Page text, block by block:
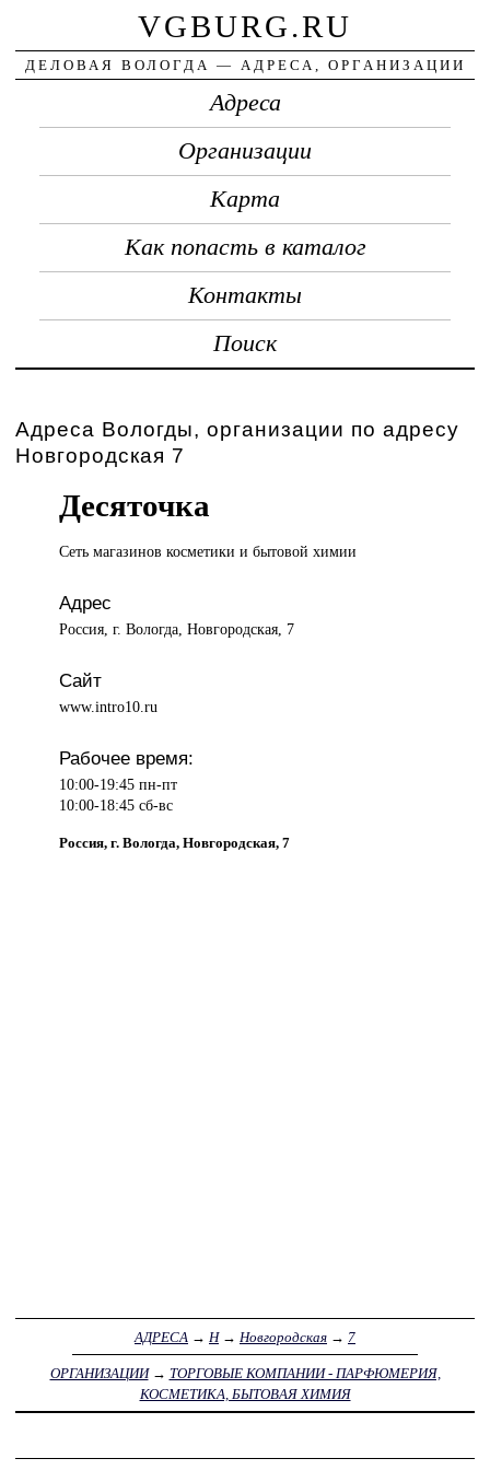
VGBURG.RU
ДЕЛОВАЯ ВОЛОГДА — АДРЕСА, ОРГАНИЗАЦИИ
Адреса
Организации
Карта
Как попасть в каталог
Контакты
Поиск
Адреса Вологды, организации по адресу
Новгородская 7
Десяточка
Сеть магазиновкосметики и бытовой химии
Адрес
Россия, г. Вологда, Новгородская, 7
Сайт
www.intro10.ru
Рабочее время:
10:00-19:45 пн-пт
10:00-18:45 сб-вс
Россия, г. Вологда, Новгородская, 7
АДРЕСА → Н→ Новгородская → 7
ОРГАНИЗАЦИИ→ ТОРГОВЫЕ КОМПАНИИ - ПАРФЮМЕРИЯ,
КОСМЕТИКА, БЫТОВАЯ ХИМИЯ